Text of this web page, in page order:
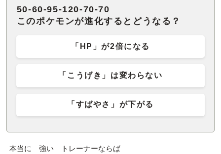
50-60-95-120-70-70
このポケモンが進化するとどうなる？
「HP」が2倍になる
「こうげき」は変わらない
「すばやさ」が下がる
本当に 強い トレーナーならば